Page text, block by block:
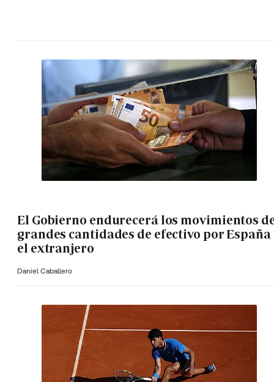
El Gobierno endurecerá los movimientos
grandes cantidades de efectivo por España
el extranjero
Daniel Caballero